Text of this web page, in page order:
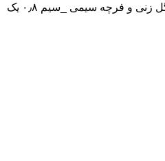
جوش -ماسک + شیشه _چکش گل زنی و فرچه سیمی _سیم ٠٫٨ یک